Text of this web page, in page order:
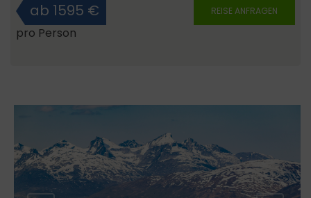
REISE ANFRAGEN
ab 1595 €
pro Person